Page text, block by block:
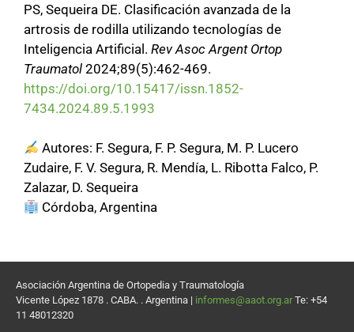
PS, Sequeira DE. Clasificación avanzada de la
artrosis de rodilla utilizando tecnologías de
Inteligencia Artificial. Rev Asoc Argent Ortop
Traumatol 2024;89(5):462-469.
https://doi.org/10.15417/issn.1852-
7434.2024.89.5.1993
Autores: F. Segura, F. P. Segura, M. P. Lucero
Zudaire, F. V. Segura, R. Mendía, L. Ribotta Falco, P.
Zalazar, D. Sequeira
Córdoba, Argentina
Asociación Argentina de Ortopedia y Traumatología
Vicente López 1878 . CABA. . Argentina | informes@aaot.org.ar Te: +54
11 48012320